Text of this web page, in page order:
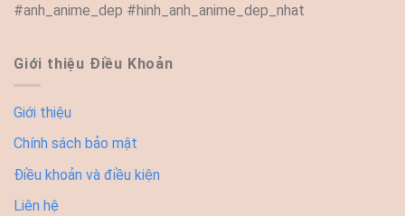
#anh_anime_dep #hinh_anh_anime_dep_nhat
Giới thiệu Điều Khoản
Giới thiệu
Chính sách bảo mật
Điều khoản và điều kiện
Liên hệ